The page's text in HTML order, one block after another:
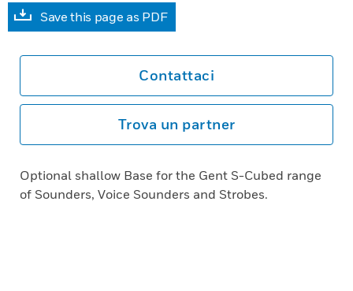
Save this page as PDF
Contattaci
Trova un partner
Optional shallow Base for the Gent S-Cubed range
of Sounders, Voice Sounders and Strobes.